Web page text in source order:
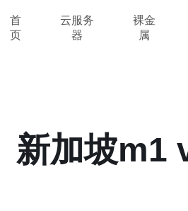
首
页
云服务
器
裸金
属
新加坡m1